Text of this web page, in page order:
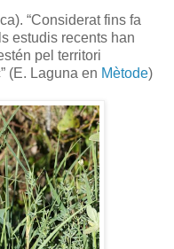
“Considerat fins fa
estudis recents han
pel territori
(E. Laguna en Mètode)